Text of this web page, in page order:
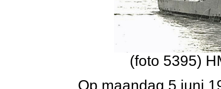
(foto 5395)
Op maandag 5 juni